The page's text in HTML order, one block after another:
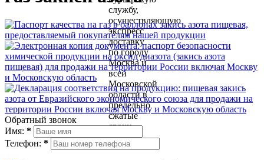
Обратный звонок
Имя: *
Телефон: *